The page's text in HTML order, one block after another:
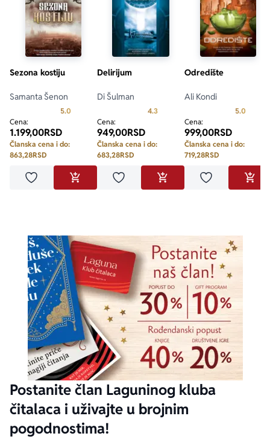
Sezona kostiju
Samanta Šenon
5.0 Prosecna ocena je 5.0 od 5
Cena:
1.199,00RSD
Članska cena i do:
863,28RSD
Dodaj u omiljeneDODAJ U KORPU
Delirijum
Di Šulman
4.3Prosecna ocena je 4.3 od 5
Cena:
949,00RSD
Članska cena i do:
683,28RSD
Dodaj u omiljeneDODAJ U KORPU
Odredište
Ali Kondi
5.0
Cena:
999,00RSD
Članska cena i do:
719,28RSD
Dodaj u
Postanite član Laguninog kluba
čitalaca i uživajte u brojnim
pogodnostima!